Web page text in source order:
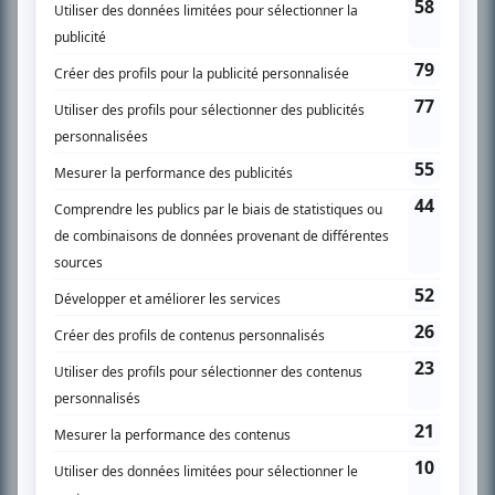
SUR LE RÉSEAU BIZZ MÉDIA
PLAN DU SITE
Accueil
Liste des oeuvres
Recherche avancée
À propos
Nous contacter
Termes et conditions
Politique de confidentialité
Gestion du consentement